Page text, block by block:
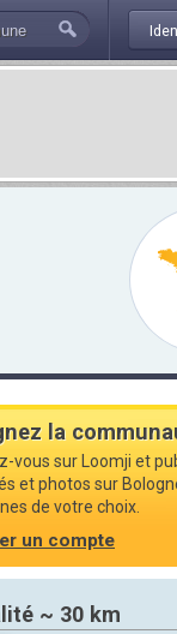
la
vous sur Loomji et
et photos sur
de votre choix.
un compte
~ 30 km